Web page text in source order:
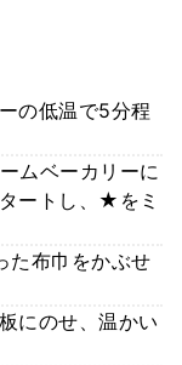
の低温で5分程
ムベーカリーに
ートし、★をミ
た布巾をかぶせ
にのせ、温かい